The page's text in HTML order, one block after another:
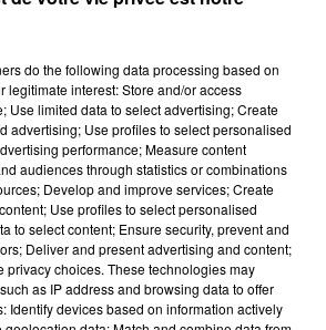
- RANDONNÉE PÉDESTRE
à 8h30 à Gommerville :
Deux parcours au choix.
do the following data processing based on
legitimate interest: Store and/or access
Use limited data to select advertising; Create
advertising; Use profiles to select personalised
performance; Measure content
audiences through statistics or combinations
Develop and improve services; Create
Use profiles to select personalised
to select content; Ensure security, prevent and
Deliver and present advertising and content;
privacy choices. These technologies may
as IP address and browsing data to offer
Identify devices based on information actively